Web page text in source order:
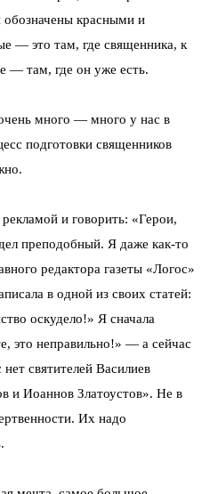
красными и
— это там, где священника, к
— там, где он уже есть.
много — много у нас в
подготовки священников
и говорить: «Герои,
преподобный. Я даже как-то
редактора газеты «Логос»
в одной из своих статей:
оскудело!» Я сначала
это неправильно!» — а сейчас
святителей Василиев
и Иоаннов Златоустов». Не в
Их надо